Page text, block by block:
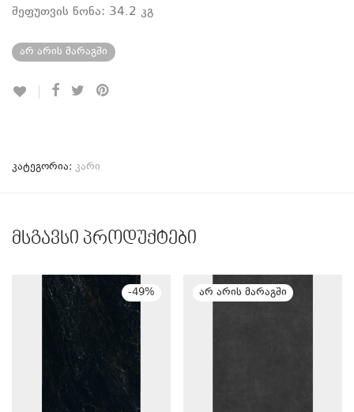
შეფუთვის წონა: 34.2 კგ
არ არის მარაგში
კატეგორია: კარი
მსგავსი პროდუქტები
-49%